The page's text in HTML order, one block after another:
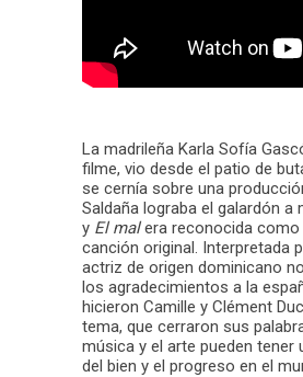
La madrileña Karla Sofía
filme, vio desde el patio de
se cernía sobre una
Saldaña lograba el galardón
y El malera reconocida como
canción original. Interpretada
actriz de origen dominicano
los agradecimientos a la
hicieron Camille y Clément
tema, que cerraron sus
música y el arte pueden
del bien y el progreso en el